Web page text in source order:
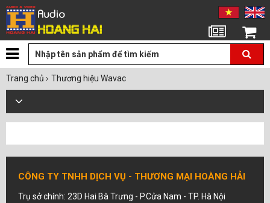
Giỏ hàng
Trang chủ › Thương hiệu Wavac
CÔNG TY TNHH DỊCH VỤ - THƯƠNG MẠI HOÀNG HẢI
Trụ sở chính: 23D Hai Bà Trưng - P.Cửa Nam - TP. Hà Nội